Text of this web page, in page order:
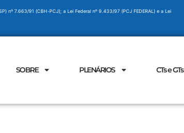
nº 7.663/91 (CBH-PCJ); a Lei Federal nº 9.433/97 (PCJ FEDERAL) e a Lei
SOBRE PLENÁRIOS CTs e GTs